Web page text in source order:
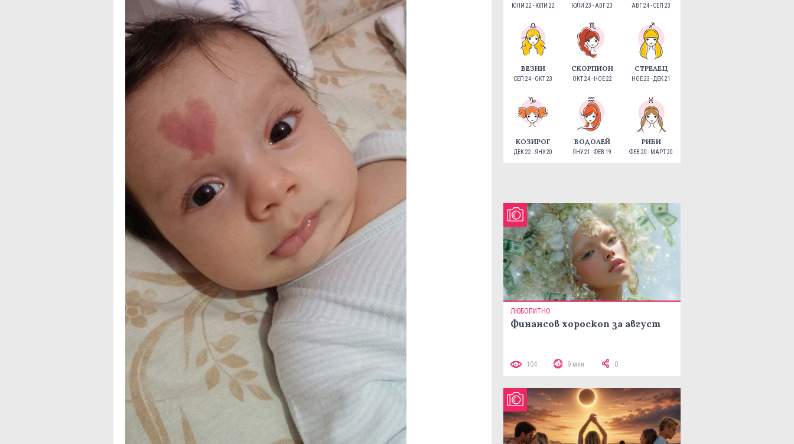
ЮНИ 22 - ЮЛИ 22 ЮЛИ 23 - АВГ 23 АВГ 24 - СЕП 23
ВЕЗНИ
СЕП 24 - ОКТ 23
СКОРПИОН
ОКТ 24 - НОЕ 22
СТРЕЛЕЦ
НОЕ 23 - ДЕК 21
КОЗИРОГ
ДЕК 22 - ЯНУ 20
ВОДОЛЕЙ
ЯНУ 21 - ФЕВ 19
РИБИ
ФЕВ 20 - МАРТ 20
ЛЮБОПИТНО
Финансов хороскоп за август
104 9 мин 0